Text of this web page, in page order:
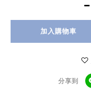
加入購物車
分享到